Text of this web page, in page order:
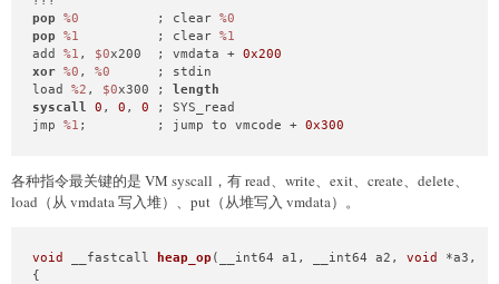
  }
  result = (
unsigned __int8)*reading_code;
if
( !(_BYTE)result )
return 0xFFFFFFFFL L;
return
result;
}
  }
while
( vm->pc <= (char *)
puts ( "Segment error" );
  _exit(
0);
}
pop
%0
          ; clear
%0
pop
%1
          ; clear
%1
add %1 , $0x200  ; vmdata + 0x200
xor %0 , %0
      ; stdin
load %2 , $0x300 ;
length
syscall
0 , 0 , 0 ; SYS_read
jmp %1 ;         ; jump to vmcode + 0x300
各种指令最关键的是 VM syscall，有 read、write、exit、create、delete、
load（从 vmdata 写入堆）、put（从堆写入 vmdata）。
void __fastcall heap_op (__int64 a1, __int64 a2, void *a3,
{